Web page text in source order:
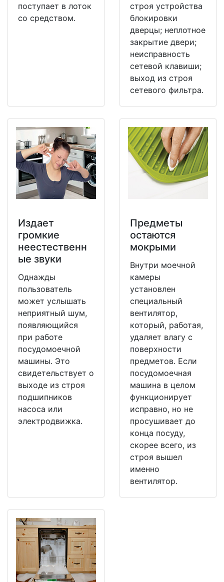
поступает в лоток
со средством.
строя устройства
блокировки
дверцы; неплотное
закрытие двери;
неисправность
сетевой клавиши;
выход из строя
сетевого фильтра.
Издает
громкие
неестественн
ые звуки
Однажды
пользователь
может услышать
неприятный шум,
появляющийся
при работе
посудомоечной
машины. Это
свидетельствует о
выходе из строя
подшипников
насоса или
электродвижка.
Предметы
остаются
мокрыми
Внутри моечной
камеры
установлен
специальный
вентилятор,
который, работая,
удаляет влагу с
поверхности
предметов. Если
посудомоечная
машина в целом
функционирует
исправно, но не
просушивает до
конца посуду,
скорее всего, из
строя вышел
именно
вентилятор.